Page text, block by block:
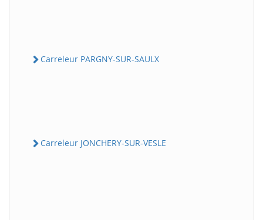
Carreleur PARGNY-SUR-SAULX
Carreleur JONCHERY-SUR-VESLE